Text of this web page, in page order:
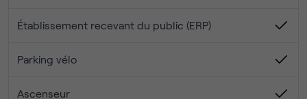
Design signature, espaces communs chaleureux,
restaurant, rooftop, salle de sport… Vous travaillez dans un
Établissement recevant du public (ERP)
Parking vélo
Ascenseur